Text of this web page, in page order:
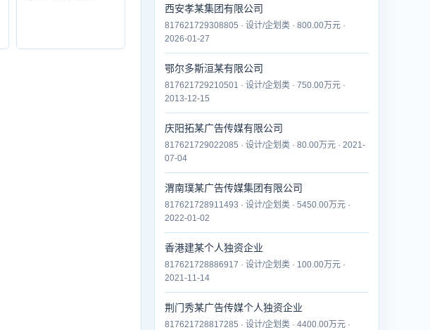
西安孝某集团有限公司
817621729308805 · 设计/企划类 · 800.00万元 ·
2026-01-27
鄂尔多斯洹某有限公司
817621729210501 · 设计/企划类 · 750.00万元 ·
2013-12-15
庆阳拓某广告传媒有限公司
817621729022085 · 设计/企划类 · 80.00万元 · 2021-
07-04
渭南璞某广告传媒集团有限公司
817621728911493 · 设计/企划类 · 5450.00万元 ·
2022-01-02
香港建某个人独资企业
817621728886917 · 设计/企划类 · 100.00万元 ·
2021-11-14
荆门秀某广告传媒个人独资企业
817621728817285 · 设计/企划类 · 4400.00万元 ·